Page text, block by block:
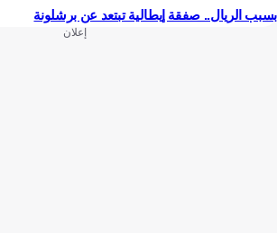
بسبب الريال.. صفقة إيطالية تبتعد عن برشلونة
إعلان